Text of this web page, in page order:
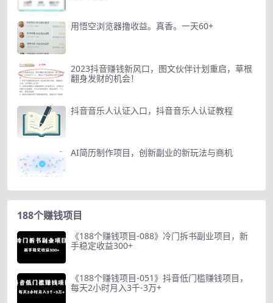
用悟空浏览器撸收益。真香。一天60+
2023抖音赚钱新风口，图文伙伴计划重启，草根
翻身发财的机会！
抖音音乐人认证入口，抖音音乐人认证教程
AI简历制作项目，创新副业的新玩法与商机
188个赚钱项目
《188个赚钱项目-088》冷门拆书副业项目，新
手稳定收益300+
《188个赚钱项目-051》抖音低门槛赚钱项目，
每天2小时月入3千-3万+